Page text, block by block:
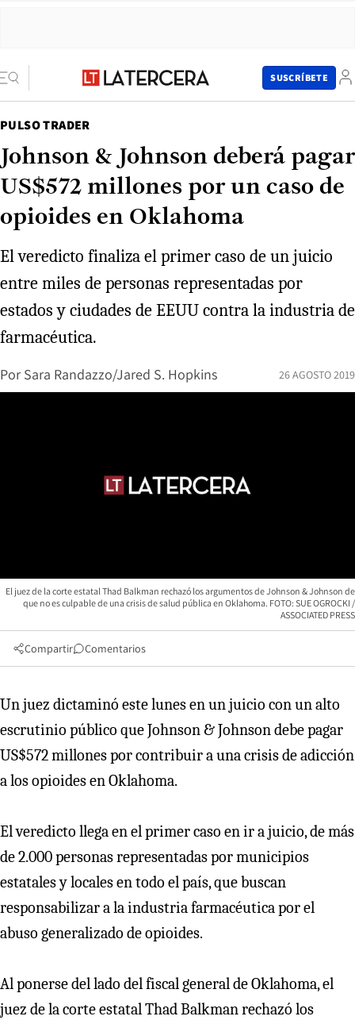
SUSCRÍBETE
PULSO TRADER
Johnson & Johnson deberá pagar
US$572 millones por un caso de
opioides en Oklahoma
El veredicto finaliza el primer caso de un juicio
entre miles de personas representadas por
estados y ciudades de EEUU contra la industria de
farmacéutica.
Por Sara Randazzo/Jared S. Hopkins 26 AGOSTO 2019
El juez de la corte estatal Thad Balkman rechazó los argumentos de Johnson & Johnson de
que no es culpable de una crisis de salud pública en Oklahoma. FOTO: SUE OGROCKI /
ASSOCIATED PRESS
Compartir Comentarios
Un juez dictaminó este lunes en un juicio con un alto
escrutinio público que Johnson & Johnson debe pagar
US$572 millones por contribuir a una crisis de adicción
a los opioides en Oklahoma.
El veredicto llega en el primer caso en ir a juicio, de más
de 2.000 personas representadas por municipios
estatales y locales en todo el país, que buscan
responsabilizar a la industria farmacéutica por el
abuso generalizado de opioides.
Al ponerse del lado del fiscal general de Oklahoma, el
juez de la corte estatal Thad Balkman rechazó los